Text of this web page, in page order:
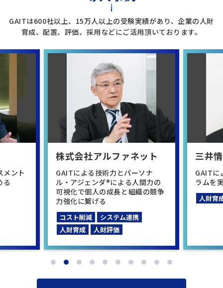
GAITは600社以上、15万人以上の受験実績があり、企業の人財
育成、配置、評価、採用などにご活用頂いております。
メント
る
株式会社アルファネット
GAITによる技術力とパーソナ
ル・アジェンダ®による人間力の
可視化で個人の成長と組織の競争
力強化に繋げる
コスト削減
システム連携
人財育成
人財評価
三井
GAITに
ラムを
人財育